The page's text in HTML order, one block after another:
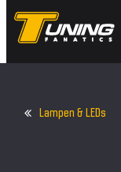
Lampen & LEDs